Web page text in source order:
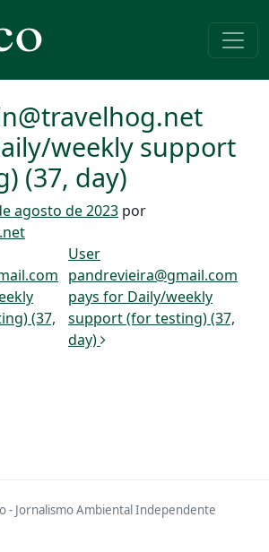
weekly support
(37, day)
agosto de 2023 por
de post
(37,
User
pandrevieira@gmail.com
pays for Daily/weekly
support (for testing) (37,
day)
- Jornalismo Ambiental Independente